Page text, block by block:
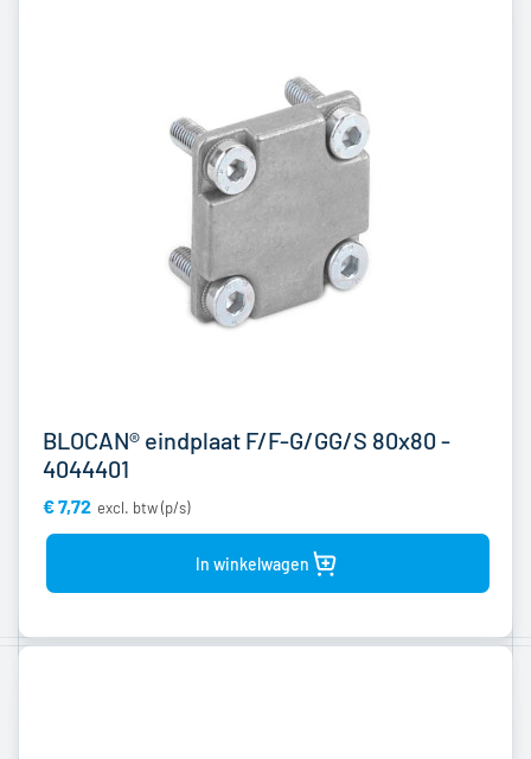
BLOCAN® eindplaat F/F-G/GG/S 80x80 -
4044401
€ 7,72
Bekijk
product
In winkelwagen